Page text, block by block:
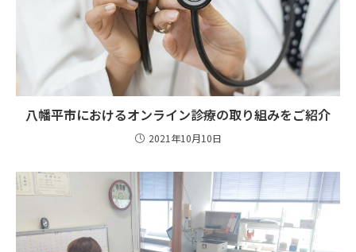
八幡平市におけるオンライン診療の取り組みをご紹介
2021年10月10日